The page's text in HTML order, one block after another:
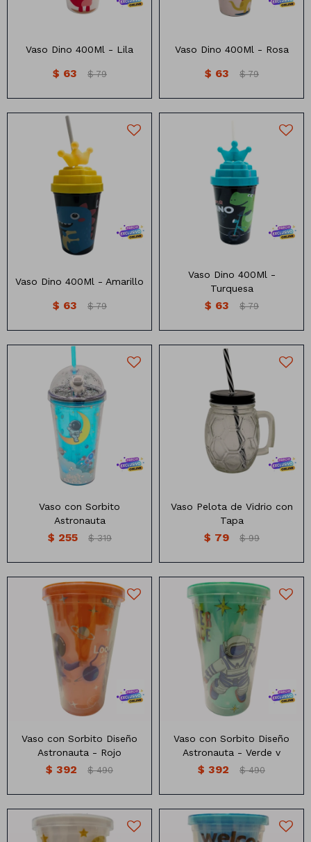
Vaso Dino 400Ml - Lila
$ 63 $ 79
Vaso Dino 400Ml - Rosa
$ 63 $ 79
Vaso Dino 400Ml - Amarillo
$ 63 $ 79
Vaso Dino 400Ml -
Turquesa
$ 63 $ 79
Vaso diseño Astronauta
Medida: 10cm x15.8 cm
Vaso con Sorbito
Astronauta
$ 255 $ 319
Vaso Vidrio Pelota de futbol
Vaso Pelota de Vidrio con
Tapa
$ 79 $ 99
Vaso con sorbito diseño
astronauta
Vaso con Sorbito Diseño
Astronauta - Rojo
$ 392 $ 490
Vaso con sorbito diseño
astronauta
Vaso con Sorbito Diseño
Astronauta - Verde v
$ 392 $ 490
Con forma
Soportes
Animales
Dinosaurios
Temáticos
Plantas y flores
Deco jardín
Fanal
Veladoras
Lámparas
Guías